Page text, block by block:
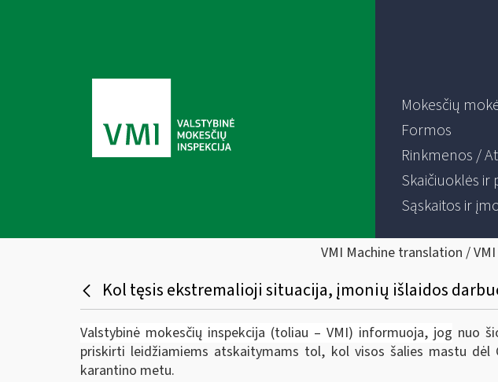
Mokesčių
Formos
Rinkmenos /
Skaičiuoklės ir
Sąskaitos ir
VMI Machine translation /
Kol tęsis ekstremalioji situacija, įmonių išlaidos
Valstybinė mokesčių inspekcija (toliau – VMI) informuoja, jog nuo
priskirti leidžiamiems atskaitymams tol, kol visos šalies mastu
karantino metu.